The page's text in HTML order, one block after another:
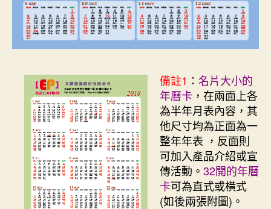
備註1 ： 名片大小的
年曆卡 ，在兩面上各
為半年月表內容，其
他尺寸均為正面為一
整年年表 ，反面則
可加入產品介紹或宣
傳活動。 32開的年曆
卡可為直式或橫式
(如後兩張附圖)。